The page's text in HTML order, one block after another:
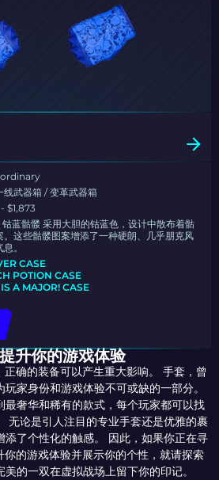
线武器箱 / 变革武器箱
$1,873
钴蓝骷髅 采用大胆的钴蓝色，设计中散布着骷
。这些骷髅图案增添了一种硬朗、几乎朋克风
。
CASE
POTION CASE
A MAJOR! CASE
升你的游戏体验
确的装备可以产生重大影响。 手套，曾
家身份和游戏体验不可或缺的一部分。
最奢华和稀有的款式，每个玩家都可以找
无论是引人注目的专业手套还是优雅的裹
添了个性化的触感。 因此，如果你正在寻
的游戏体验并展示你的个性，就请探索
的一双在虚拟战场上留下你的印记。